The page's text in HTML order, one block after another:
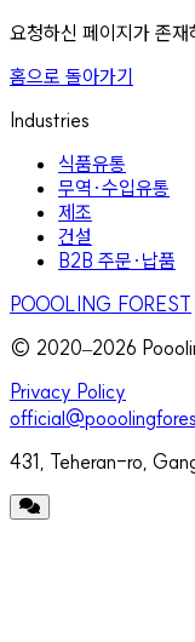
요청하신 페이지가 존
홈으로 돌아가기
Industries
식품유통
무역·수입유통
제조
건설
B2B 주문·납품
POOOLING FOREST
© 2020–2026
Privacy Policy
431, Teheran-ro,